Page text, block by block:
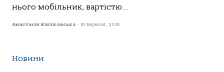
нього мобільник, вартістю...
Анастасія Квітковська - 19 Вересня, 2019
Новини